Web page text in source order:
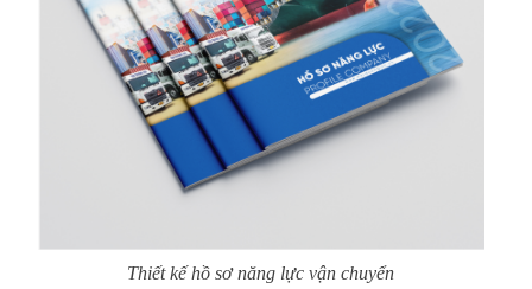
Thiết kế hồ sơ năng lực vận chuyển